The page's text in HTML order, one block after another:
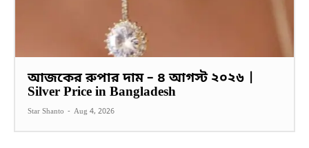
আজকের রুপার দাম – ৪ আগস্ট ২০২৬ |
Silver Price in Bangladesh
Star Shanto - Aug 4, 2026